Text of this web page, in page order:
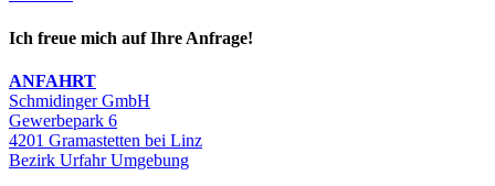
Ich freue mich auf Ihre Anfrage!
ANFAHRT
Schmidinger GmbH
Gewerbepark 6
4201 Gramastetten bei Linz
Bezirk Urfahr Umgebung